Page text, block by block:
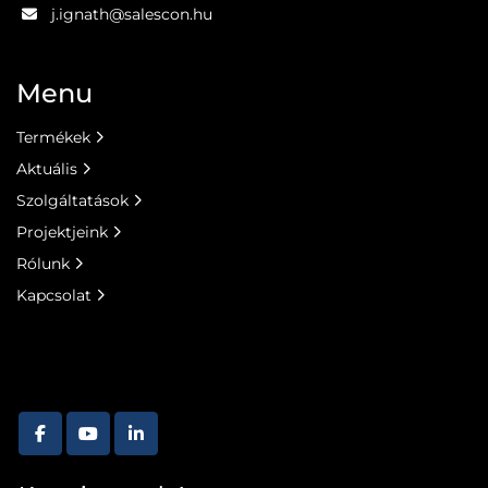
facebookyoutubelinkedin
j.ignath@salescon.hu
Menu
Termékek
Aktuális
Szolgáltatások
Projektjeink
Rólunk
Kapcsolat